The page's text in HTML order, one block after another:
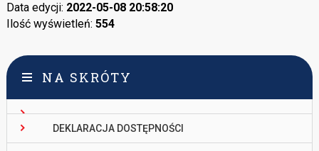
Data edycji: 2022-05-08 20:58:20
Ilość wyświetleń: 554
NA SKRÓTY
DEKLARACJA DOSTĘPNOŚCI